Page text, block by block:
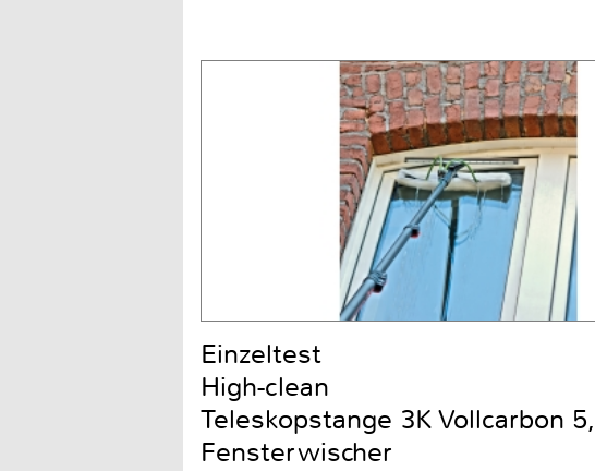
Einzeltest
High-clean
Teleskopstange 3K Vollcarbon
Fensterwischer